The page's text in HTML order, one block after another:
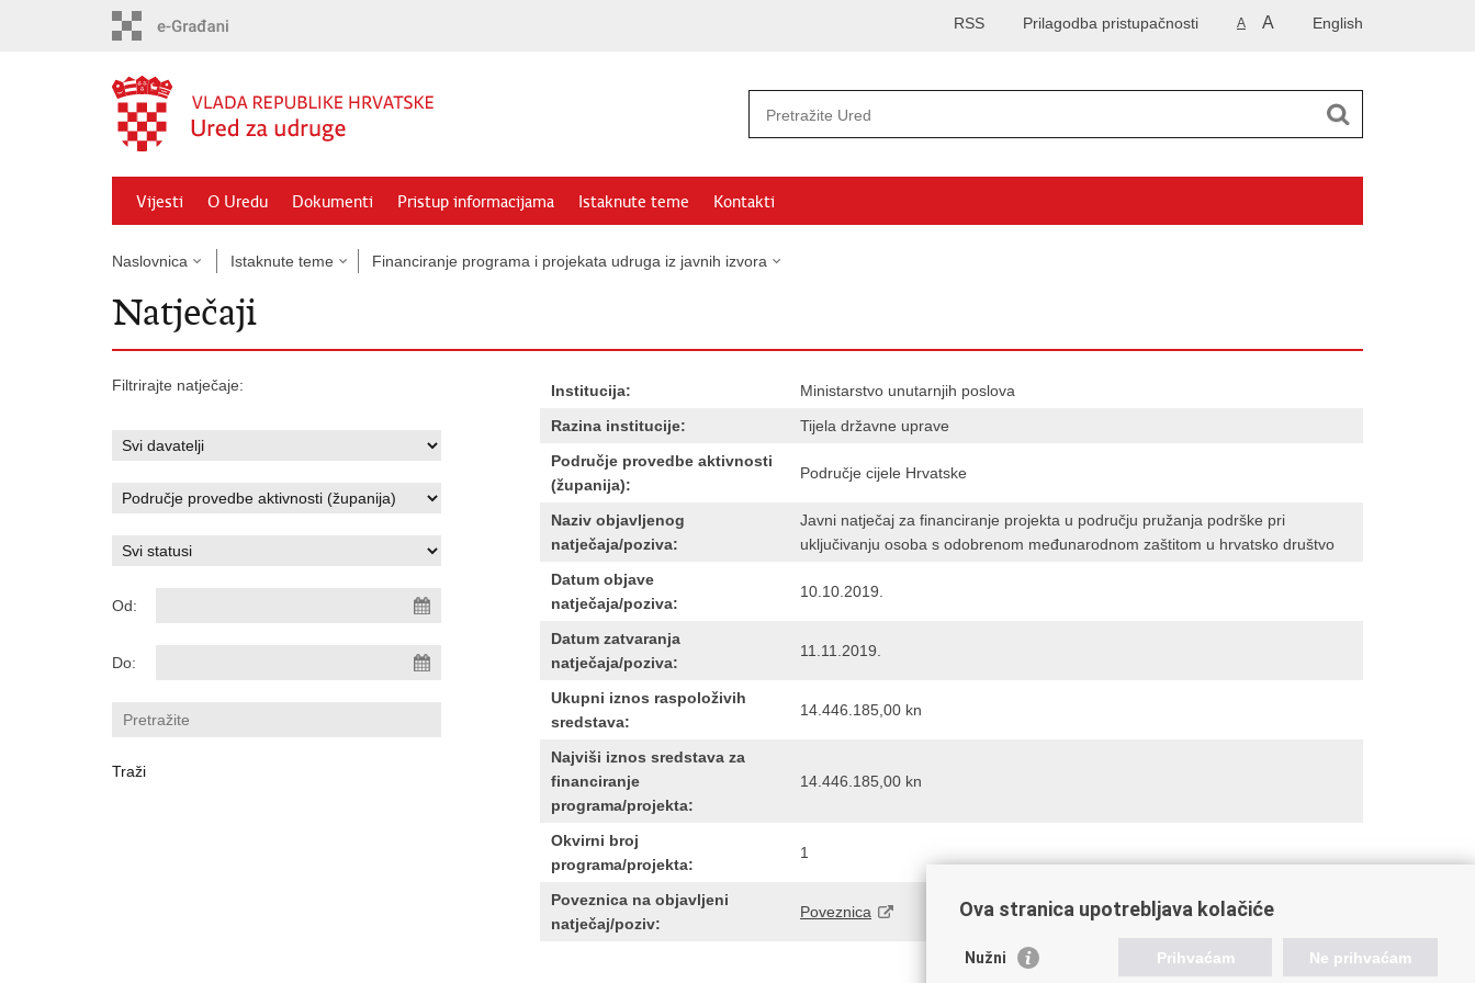
English
A A
Prilagodba pristupačnosti
RSS
Vijesti O Uredu Dokumenti Pristup informacijama Istaknute teme Kontakti
Naslovnica Istaknute teme Financiranje programa i projekata udruga iz javnih izvora
Natječaji
Filtrirajte natječaje:
Od:
Do:
Institucija:
Ministarstvo unutarnjih poslova
Razina institucije:
Tijela državne uprave
Područje provedbe aktivnosti
(županija):
Područje cijele Hrvatske
Naziv objavljenog
natječaja/poziva:
Javni natječaj za financiranje projekta u području pružanja podrške pri
uključivanju osoba s odobrenom međunarodnom zaštitom u hrvatsko društvo
Datum objave
natječaja/poziva:
10.10.2019.
Datum zatvaranja
natječaja/poziva:
11.11.2019.
Ukupni iznos raspoloživih
sredstava:
14.446.185,00 kn
Najviši iznos sredstava za
financiranje
programa/projekta:
14.446.185,00 kn
Okvirni broj
programa/projekta:
1
Poveznica na objavljeni
natječaj/poziv:
Poveznica Ova stranica upotrebljava kolačiće
Nužni Prihvaćam Ne prihvaćam